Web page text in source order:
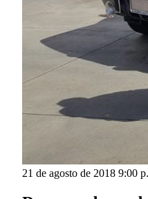
21 de agosto de 2018 9:00